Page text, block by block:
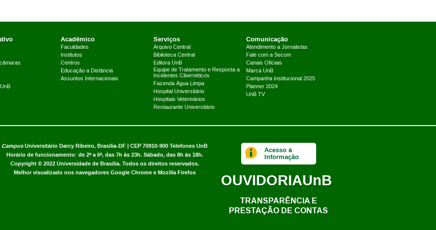
Acadêmico
Faculdades
Institutos
Centros
Educação a Distância
Assuntos Internacionais
Serviços
Arquivo Central
Biblioteca Central
Editora UnB
Equipe de Tratamento e Resposta a
Incidentes Cibernéticos
Fazenda Água Limpa
Hospital Universitário
Hospitais Veterinários
Restaurante Universitário
Comunicação
Atendimento a Jornalistas
Fale com a Secom
Canais Oficiais
Marca UnB
Campanha Institucional 2025
Planner 2024
UnB TV
CampusUniversitário Darcy Ribeiro, Brasília-DF | CEP 70910-900 Telefones UnB
Horário de funcionamento: de 2ª a 6ª, das 7h às 23h. Sábado, das 8h às 18h.
Copyright © 2022 Universidade de Brasília. Todos os direitos reservados.
Melhor visualizado nos navegadores Google Chrome e Mozilla Firefox
Acesso à
Informação
OUVIDORIAUnB
TRANSPARÊNCIA E
PRESTAÇÃO DE CONTAS